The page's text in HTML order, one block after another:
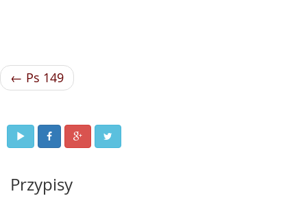
← Ps 149
Przypisy